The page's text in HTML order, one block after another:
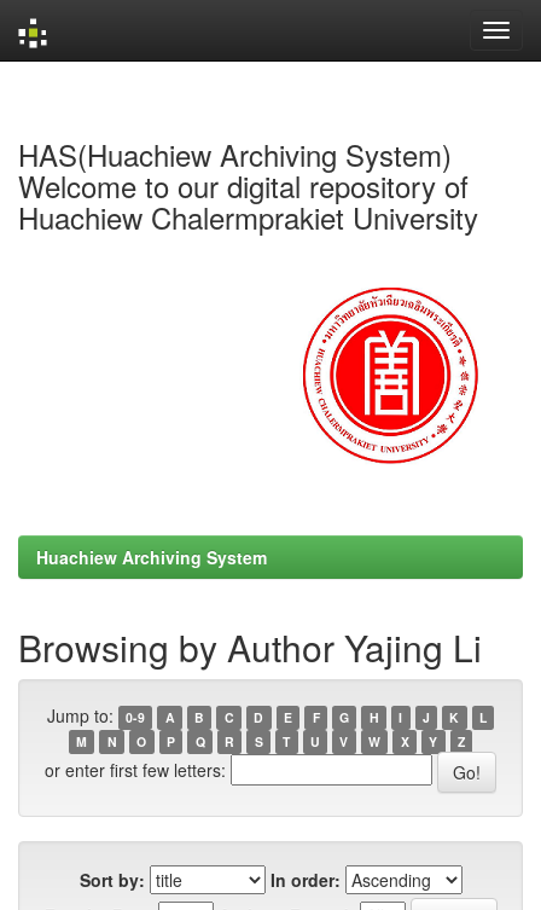
HAS(Huachiew Archiving System)
Welcome to our digital repository of
Huachiew Chalermprakiet University
Huachiew Archiving System
Browsing by Author Yajing Li
Jump to: 0-9 A B C D E F G H I J K
L
M
N O P Q R S T U V W X Y Z
or enter first few letters:
Sort by:
In order: